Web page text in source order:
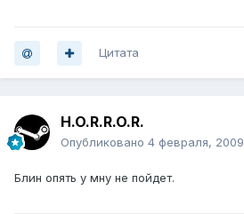
Цитата
H.O.R.R.O.R.
Опубликовано 4 февраля, 2009
Блин опять у мну не пойдет.